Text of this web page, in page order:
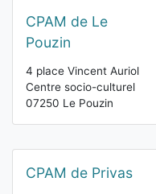
CPAM de Le
Pouzin
4 place Vincent Auriol
Centre socio-culturel
07250 Le Pouzin
CPAM de Privas